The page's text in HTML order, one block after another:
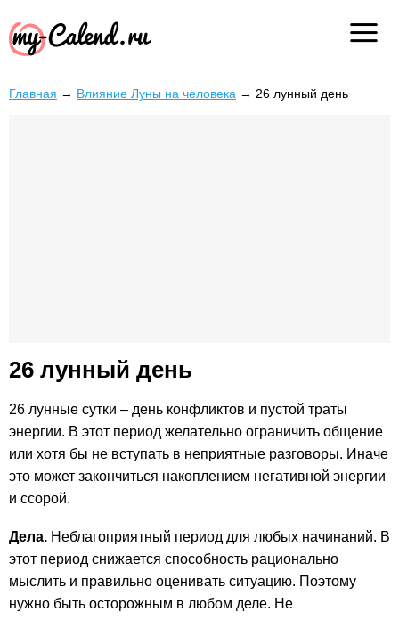
Главная → Влияние Луны на человека → 26 лунный день
26 лунный день
26 лунные сутки – день конфликтов и пустой траты
энергии. В этот период желательно ограничить общение
или хотя бы не вступать в неприятные разговоры. Иначе
это может закончиться накоплением негативной энергии
и ссорой.
Дела. Неблагоприятный период для любых начинаний. В
этот период снижается способность рационально
мыслить и правильно оценивать ситуацию. Поэтому
нужно быть осторожным в любом деле. Не